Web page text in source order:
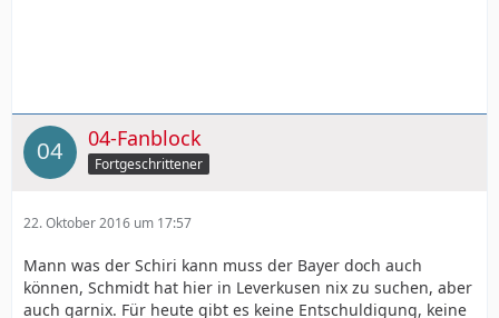
04-Fanblock
Fortgeschrittener
22. Oktober 2016 um 17:57
Mann was der Schiri kann muss der Bayer doch auch
können, Schmidt hat hier in Leverkusen nix zu suchen, aber
auch garnix. Für heute gibt es keine Entschuldigung, keine